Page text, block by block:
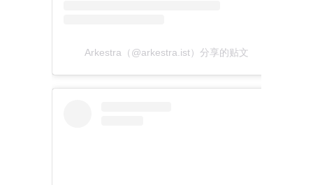
Arkestra（@arkestra.ist）分享的贴文